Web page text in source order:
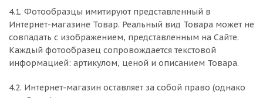
4.1. Фотообразцы имитируют представленный в
Интернет-магазине Товар. Реальный вид Товара может не
совпадать с изображением, представленным на Сайте.
Каждый фотообразец сопровождается текстовой
информацией: артикулом, ценой и описанием Товара.
4.2. Интернет-магазин оставляет за собой право (однако